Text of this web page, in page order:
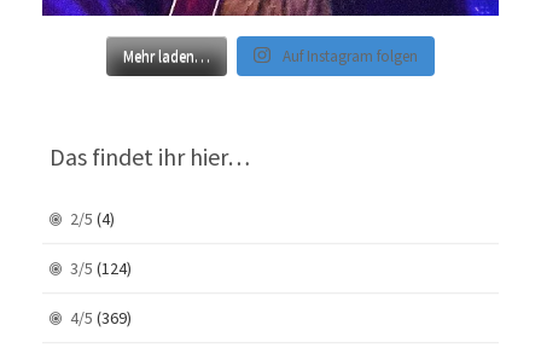
Mehr laden… Auf Instagram folgen
Das findet ihr hier…
2/5 (4)
3/5 (124)
4/5 (369)